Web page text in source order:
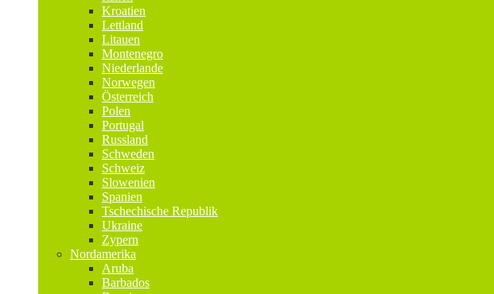
Kroatien
Lettland
Litauen
Montenegro
Niederlande
Norwegen
Österreich
Polen
Portugal
Russland
Schweden
Schweiz
Slowenien
Spanien
Tschechische Republik
Ukraine
Zypern
Nordamerika
Aruba
Barbados